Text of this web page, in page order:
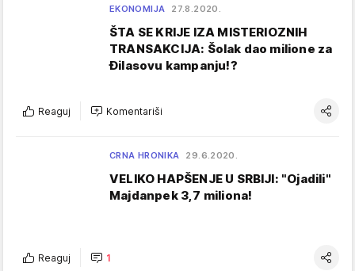
EKONOMIJA 27.8.2020.
ŠTA SE KRIJE IZA MISTERIOZNIH
TRANSAKCIJA: Šolak dao milione za
Đilasovu kampanju!?
Reaguj Komentariši
CRNA HRONIKA 29.6.2020.
VELIKO HAPŠENJE U SRBIJI: "Ojadili"
Majdanpek 3,7 miliona!
Reaguj 1